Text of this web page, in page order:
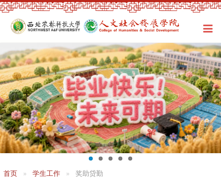
首页 学生工作 奖助贷勤